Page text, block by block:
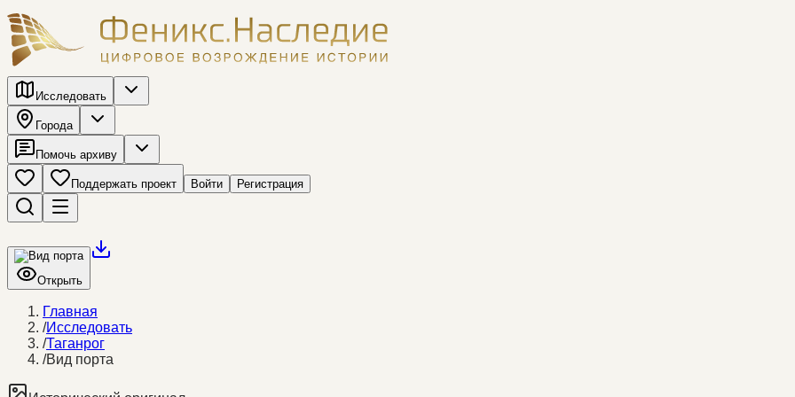
Исследовать
Города
Помочь архиву
Поддержать проект Войти Регистрация
Открыть
Главная
/Исследовать
/Таганрог
/Вид порта